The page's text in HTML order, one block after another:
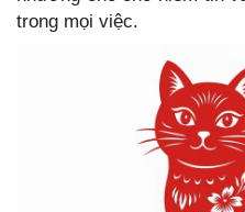
trong mọi việc.